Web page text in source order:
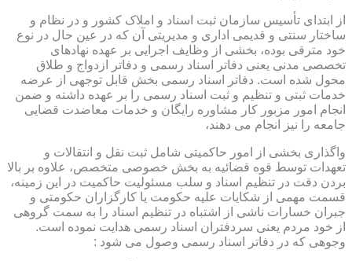
از ابتدای تأسیس سازمان ثبت اسناد و املاک کشور و در نظام و
ساختار سنتی و قدیمی اداری و مدیریتی آن که در عین حال در نوع
خود مترقی بوده، بخشی از وظایف اجرایی بر عهده نهادهای
تخصصی مدنی یعنی دفاتر اسناد رسمی و دفاتر ازدواج و طلاق
محول شده است. دفاتر اسناد رسمی بخش قابل توجهی از عرضه
خدمات ثبتی و تنظیم و ثبت اسناد رسمی را بر عهده داشته و ضمن
انجام امور مزبور کار مشاوره رایگان و خدمات معاضدت قضایی
جامعه را نیز انجام می دهند،
واگذاری بخشی از امور حاکمیتی شامل ثبت نقل و انتقالات و
تعهدات توسط قوه قضائیه به بخش خصوصی متخصص، علاوه بر بالا
بردن دقت در تنظیم اسناد و سلب مسئولیت حاکمیت در این زمینه،
قسمت مهمی از شکایات علیه حکومت یا کارگزاران حکومتی و
جبران خسارات ناشی از اشتباه در تنظیم اسناد را به سمت گروهی
از خود مردم یعنی سردفتران اسناد رسمی هدایت نموده است.
وجوهی که در دفاتر اسناد رسمی وصول می شود :